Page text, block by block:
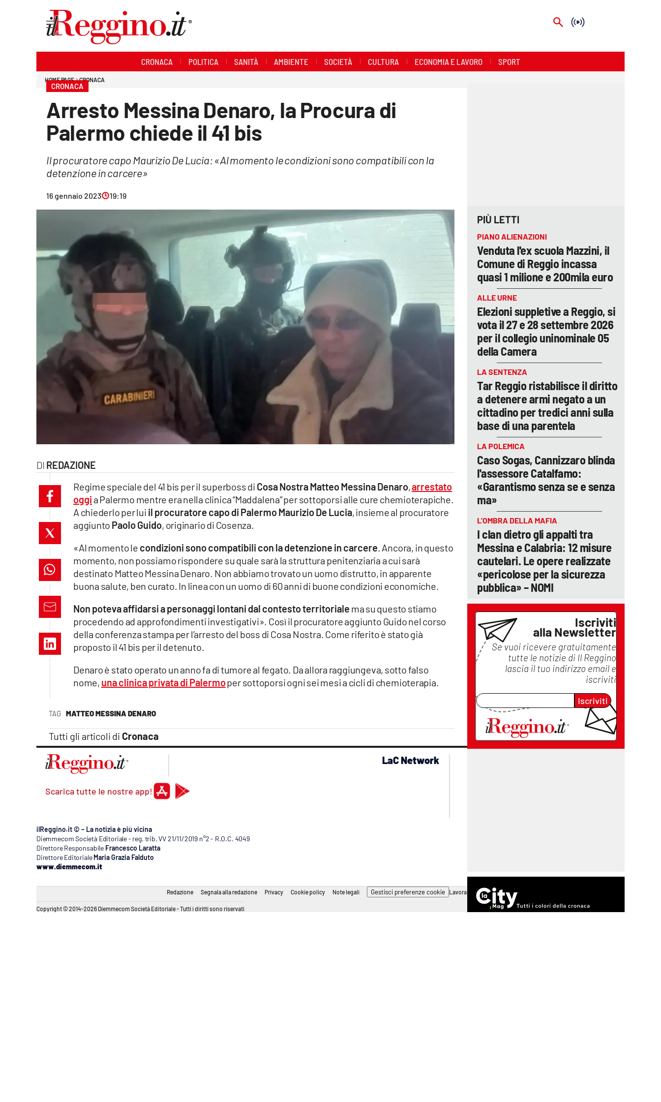
cosenzachannel.it
catanzarochannel.it
lacapitalenews.it
Vai
CRONACA POLITICA SANITÀ AMBIENTE SOCIETÀ CULTURA ECONOMIA E LAVORO SPORT
HOME PAGE CRONACA
CRONACA
Arresto Messina Denaro, la Procura di
Palermo chiede il 41 bis
Il procuratore capo Maurizio De Lucia: «Al momento le condizioni sono compatibili con la
detenzione in carcere»
16 gennaio 2023 19:19
REDAZIONE
TAG MATTEO MESSINA DENARO
Tutti gli articoli di Cronaca
Regime speciale del 41 bis per il superboss di Cosa Nostra Matteo Messina Denaro,arrestato
oggi a Palermo mentre era nella clinica “Maddalena” per sottoporsi alle cure chemioterapiche.
A chiederlo per lui il procuratore capo di Palermo Maurizio De Lucia, insieme al procuratore
aggiunto Paolo Guido, originario di Cosenza.
«Al momento le condizioni sono compatibili con la detenzione in carcere. Ancora, in questo
momento, non possiamo rispondere su quale sarà la struttura penitenziaria a cui sarà
destinato Matteo Messina Denaro. Non abbiamo trovato un uomo distrutto, in apparente
buona salute, ben curato. In linea con un uomo di 60 anni di buone condizioni economiche.
Non poteva affidarsi a personaggi lontani dal contesto territoriale ma su questo stiamo
procedendo ad approfondimenti investigativi». Così il procuratore aggiunto Guido nel corso
della conferenza stampa per l’arresto del boss di Cosa Nostra. Come riferito è stato già
proposto il 41 bis per il detenuto.
Denaro è stato operato un anno fa di tumore al fegato. Da allora raggiungeva, sotto falso
nome, una clinica privata di Palermoper sottoporsi ogni sei mesi a cicli di chemioterapia.
PIÙ LETTI
PIANO ALIENAZIONI
Venduta l'ex scuola Mazzini, il
Comune di Reggio incassa
quasi 1 milione e 200mila euro
ALLE URNE
Elezioni suppletive a Reggio, si
vota il 27 e 28 settembre 2026
per il collegio uninominale 05
della Camera
LA SENTENZA
Tar Reggio ristabilisce il diritto
a detenere armi negato a un
cittadino per tredici anni sulla
base di una parentela
LA POLEMICA
Caso Sogas, Cannizzaro blinda
l'assessore Catalfamo:
«Garantismo senza se e senza
ma»
L’OMBRA DELLA MAFIA
I clan dietro gli appalti tra
Messina e Calabria: 12 misure
cautelari. Le opere realizzate
«pericolose per la sicurezza
pubblica» – NOMI
Iscriviti
alla Newsletter
Se vuoi ricevere gratuitamente
tutte le notizie di Il Reggino
lascia il tuo indirizzo email e
iscriviti
Iscriviti
Scarica tutte le nostre app!
LaC Network
ilReggino.it © – La notizia è più vicina
Diemmecom Società Editoriale - reg. trib. VV 21/11/2019 n°2 - R.O.C. 4049
Direttore Responsabile Francesco Laratta
Direttore Editoriale Maria Grazia Falduto
www.diemmecom.it
Redazione Segnala alla redazione Privacy Cookie policy Note legali Gestisci preferenze cookie Lavora con noi
Copyright © 2014-2026 Diemmecom Società Editoriale - Tutti i diritti sono riservati